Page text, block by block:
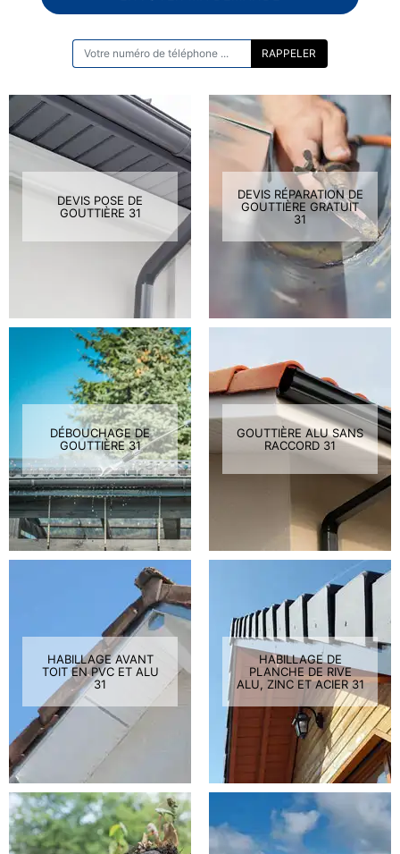
DEVIS POSE DE
GOUTTIÈRE 31
DEVIS RÉPARATION DE
GOUTTIÈRE GRATUIT
31
DÉBOUCHAGE DE
GOUTTIÈRE 31
GOUTTIÈRE ALU SANS
RACCORD 31
HABILLAGE AVANT
TOIT EN PVC ET ALU
31
HABILLAGE DE
PLANCHE DE RIVE
ALU, ZINC ET ACIER 31